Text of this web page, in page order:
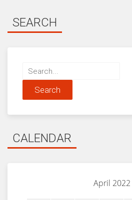
SEARCH
Search
for:
CALENDAR
April 2022